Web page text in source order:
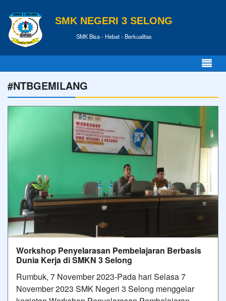
SMK NEGERI 3 SELONG
SMK Bisa - Hebat - Berkualitas
#NTBGEMILANG
Workshop Penyelarasan Pembelajaran Berbasis
Dunia Kerja di SMKN 3 Selong
Rumbuk, 7 November 2023-Pada hari Selasa 7
November 2023 SMK Negeri 3 Selong menggelar